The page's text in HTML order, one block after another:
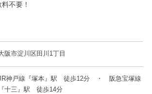
不要！
阪市淀川区田川1丁目
神戸線『塚本』駅 徒歩12分 ・ 阪急宝塚線
『十三』駅 徒歩14分